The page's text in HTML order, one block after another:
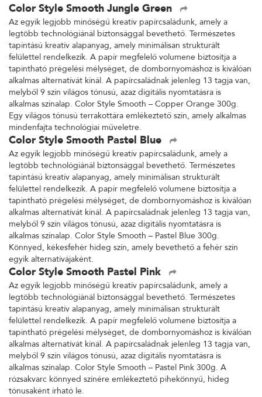
Color Style Smooth Jungle Green
Az egyik legjobb minőségű kreatív papírcsaládunk, amely a
legtöbb technológiánál biztonsággal bevethető. Természetes
tapintású kreatív alapanyag, amely minimálisan strukturált
felülettel rendelkezik. A papír megfelelő volumene biztosítja a
tapintható prégelési mélységet, de dombornyomáshoz is kiválóan
alkalmas alternatívát kínál. A papírcsaládnak jelenleg 13 tagja van,
melyből 9 szín világos tónusú, azaz digitális nyomtatásra is
alkalmas színalap. Color Style Smooth – Copper Orange 300g.
Egy világos tónusú terrakottára emlékeztető szín, amely alkalmas
mindenfajta technológiai műveletre.
Color Style Smooth Pastel Blue
Az egyik legjobb minőségű kreatív papírcsaládunk, amely a
legtöbb technológiánál biztonsággal bevethető. Természetes
tapintású kreatív alapanyag, amely minimálisan strukturált
felülettel rendelkezik. A papír megfelelő volumene biztosítja a
tapintható prégelési mélységet, de dombornyomáshoz is kiválóan
alkalmas alternatívát kínál. A papírcsaládnak jelenleg 13 tagja van,
melyből 9 szín világos tónusú, azaz digitális nyomtatásra is
alkalmas színalap. Color Style Smooth – Pastel Blue 300g.
Könnyed, kékesfehér hideg szín, amely bevethető a fehér szín
egyik alternatívájaként.
Color Style Smooth Pastel Pink
Az egyik legjobb minőségű kreatív papírcsaládunk, amely a
legtöbb technológiánál biztonsággal bevethető. Természetes
tapintású kreatív alapanyag, amely minimálisan strukturált
felülettel rendelkezik. A papír megfelelő volumene biztosítja a
tapintható prégelési mélységet, de dombornyomáshoz is kiválóan
alkalmas alternatívát kínál. A papírcsaládnak jelenleg 13 tagja van,
melyből 9 szín világos tónusú, azaz digitális nyomtatásra is
alkalmas színalap. Color Style Smooth – Pastel Pink 300g. A
rózsakvarc könnyed színére emlékeztető pihekönnyű, hideg
tónusaként írható le.